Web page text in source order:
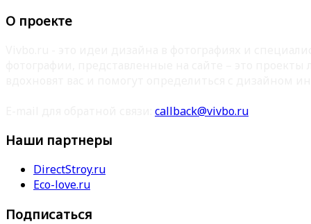
О проекте
callback@vivbo.ru
Наши партнеры
DirectStroy.ru
Eco-love.ru
Подписаться